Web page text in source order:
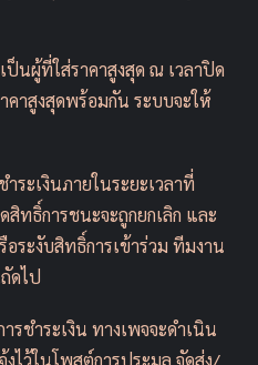
ป็นผู้ที่ใส่ราคาสูงสุด ณ เวลาปิด
าสูงสุดพร้อมกัน ระบบจะให้
ระเงินภายในระยะเวลาที่
ทธิ์การชนะจะถูกยกเลิก และ
ระงับสิทธิ์การเข้าร่วม ทีมงาน
ดไป
รชำระเงิน ทางเพจจะดำเนิน
ไว้ในโพสต์การประมูล จัดส่ง/